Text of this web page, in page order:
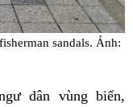
sandals. Ảnh:
dân vùng biển,